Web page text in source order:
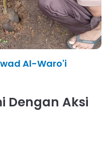
Al-Waro'i
Dengan Aksi